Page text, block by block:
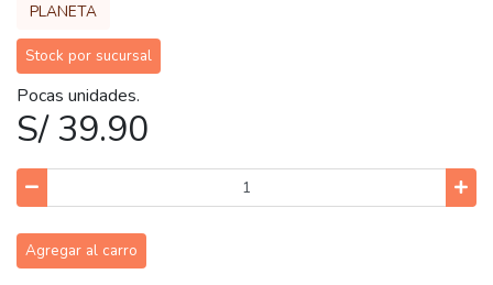
PLANETA
Stock por sucursal
Pocas unidades.
S/ 39.90
Agregar al carro